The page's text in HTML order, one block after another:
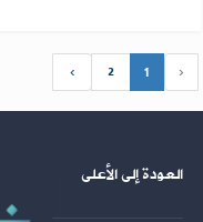
‹
1
2
›
العودة إلى الأعلى